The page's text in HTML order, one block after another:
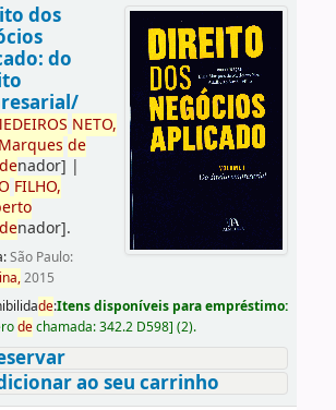
dos
do
DEIROS NETO,
Marques de
nador] |
FILHO,
nador].
São Paulo:
2015
de:Itens disponíveis para empréstimo:
dechamada:342.2 D598] (2).
ao seu carrinho